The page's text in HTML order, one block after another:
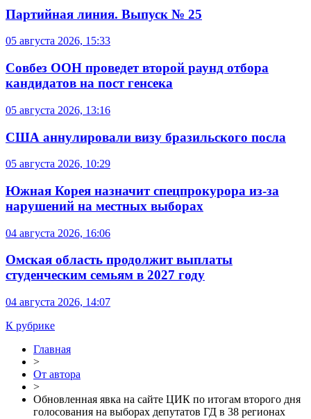
Партийная линия. Выпуск № 25
05 августа 2026, 15:33
Совбез ООН проведет второй раунд отбора
кандидатов на пост генсека
05 августа 2026, 13:16
США аннулировали визу бразильского посла
05 августа 2026, 10:29
Южная Корея назначит спецпрокурора из-за
нарушений на местных выборах
04 августа 2026, 16:06
Омская область продолжит выплаты
студенческим семьям в 2027 году
04 августа 2026, 14:07
К рубрике
Главная
>
От автора
>
Обновленная явка на сайте ЦИК по итогам второго дня
голосования на выборах депутатов ГД в 38 регионах